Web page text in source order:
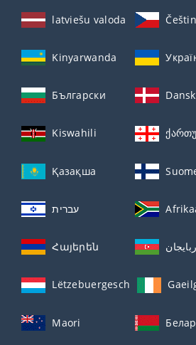
latviešu valoda
Kinyarwanda
Български Dansk
Kiswahili
Қазақша
עברית
Հայերեն
Lëtzebuergesch
Maori